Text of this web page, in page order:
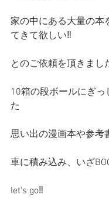
家の中にある大量の本
てきて欲しい‼️
とのご依頼を頂きまし
10箱の段ボールにぎ
た
思い出の漫画本や参考
車に積み込み、いざ
let's go‼️